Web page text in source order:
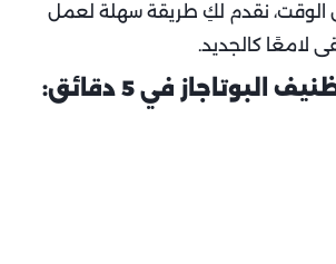
الوقت، نقدم لكِ طريقة سهلة لعمل
لامعًا كالجديد.